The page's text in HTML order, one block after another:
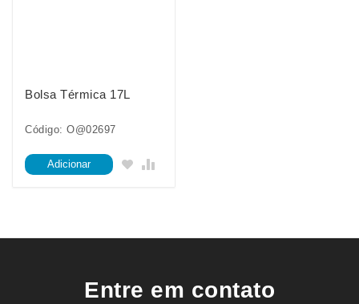
Bolsa Térmica 17L
Código: O@02697
Adicionar
Entre em contato